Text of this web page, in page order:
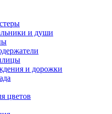
и души
и дорожки
цветов